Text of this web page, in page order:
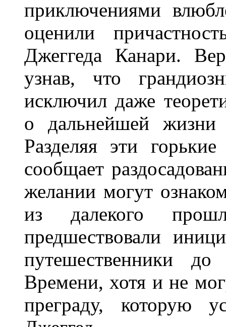
приключениями
оценили
Джеггеда Канари.
узнав, что
исключил даже
о дальнейшей жизни
Разделяя эти
сообщает
желании могут
из далекого
предшествовали
путешественники
Времени, хотя и не
преграду, которую